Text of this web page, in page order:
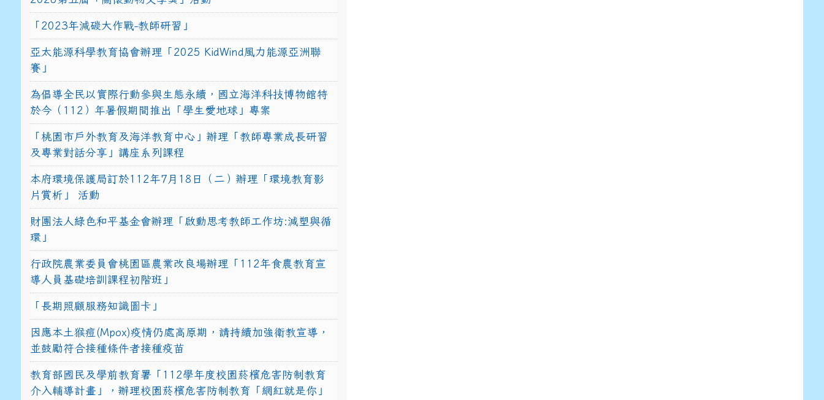
「2023年減碳大作戰-教師研習」
亞太能源科學教育協會辦理「2025 KidWind風力能源亞洲聯
賽」
為倡導全民以實際行動參與生態永續，國立海洋科技博物館特
於今（112）年暑假期間推出「學生愛地球」專案
「桃園市戶外教育及海洋教育中心」辦理「教師專業成長研習
及專業對話分享」講座系列課程
本府環境保護局訂於112年7月18日（二）辦理「環境教育影
片賞析」 活動
財團法人綠色和平基金會辦理「啟動思考教師工作坊:減塑與循
環」
行政院農業委員會桃園區農業改良場辦理「112年食農教育宣
導人員基礎培訓課程初階班」
「長期照顧服務知識圖卡」
因應本土猴痘(Mpox)疫情仍處高原期，請持續加強衛教宣導，
並鼓勵符合接種條件者接種疫苗
教育部國民及學前教育署「112學年度校園菸檳危害防制教育
介入輔導計畫」，辦理校園菸檳危害防制教育「網紅就是你」